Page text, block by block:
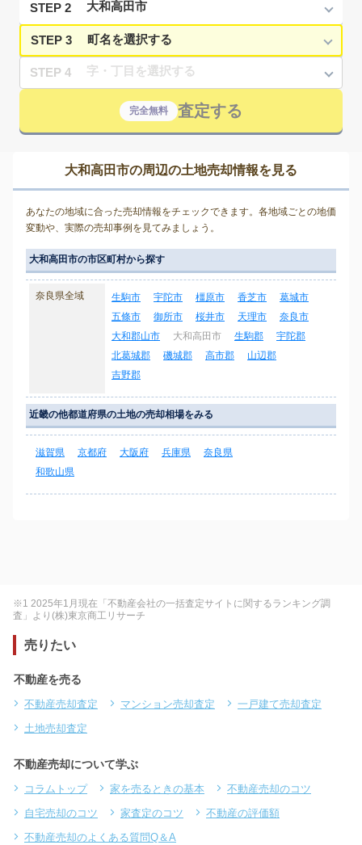
STEP 2
STEP 3
STEP 4
完全無料 査定する
大和高田市の周辺の土地売却情報を見る
あなたの地域に合った売却情報をチェックできます。各地域ごとの地価
変動や、実際の売却事例を見てみましょう。
大和高田市の市区町村から探す
奈良県全域 生駒市 宇陀市 橿原市 香芝市
葛城市
五條市
御所市 桜井市 天理市
奈良市
大和郡山市
大和高田市 生駒郡
宇陀郡
北葛城郡
磯城郡 高市郡
山辺郡
吉野郡
近畿の他都道府県の土地の売却相場をみる
滋賀県 京都府 大阪府 兵庫県
奈良県
和歌山県
※1 2025年1月現在「不動産会社の一括査定サイトに関するランキング調
査」より(株)東京商工リサーチ
売りたい
不動産を売る
不動産売却査定 マンション売却査定
一戸建て売却査定
土地売却査定
不動産売却について学ぶ
コラムトップ 家を売るときの基本
不動産売却のコツ
自宅売却のコツ
家査定のコツ
不動産の評価額
不動産売却のよくある質問Q＆A